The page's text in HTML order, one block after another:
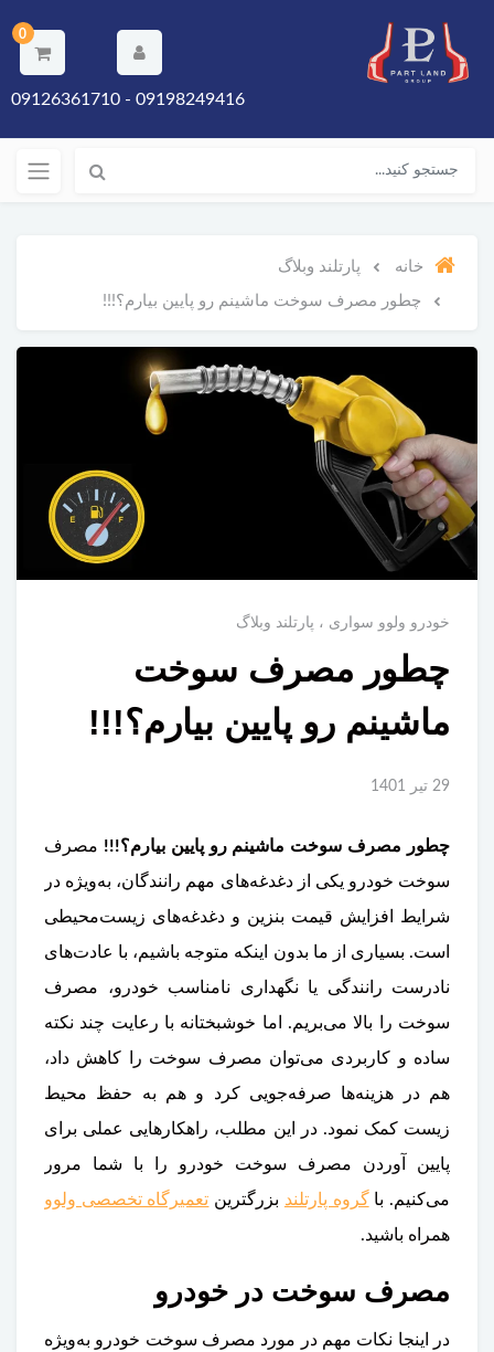
0
09198249416 - 09126361710
خانه پارتلند وبلاگ
چطور مصرف سوخت ماشینم رو پایین بیارم؟!!!
خودرو ولوو سواری پارتلند وبلاگ
چطور مصرف سوخت
ماشینم رو پایین بیارم؟!!!
29 تير 1401
چطور مصرف سوخت ماشینم رو پایین بیارم؟!!! مصرف
سوخت خودرو یکی از دغدغه‌های مهم رانندگان، به‌ویژه در
شرایط افزایش قیمت بنزین و دغدغه‌های زیست‌محیطی
است. بسیاری از ما بدون اینکه متوجه باشیم، با عادت‌های
نادرست رانندگی یا نگهداری نامناسب خودرو، مصرف
سوخت را بالا می‌بریم. اما خوشبختانه با رعایت چند نکته
ساده و کاربردی می‌توان مصرف سوخت را کاهش داد،
هم در هزینه‌ها صرفه‌جویی کرد و هم به حفظ محیط
زیست کمک نمود. در این مطلب، راهکارهایی عملی برای
پایین آوردن مصرف سوخت خودرو را با شما مرور
می‌کنیم. باگروه پارتلند بزرگترین تعمیرگاه تخصصی ولوو
همراه باشید.
مصرف سوخت در خودرو
در اینجا نکات مهم در مورد مصرف سوخت خودرو به‌ویژه